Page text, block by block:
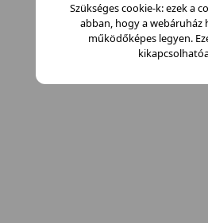
Szükséges cookie-k: ezek a
abban, hogy a webáruház
működőképes legyen.